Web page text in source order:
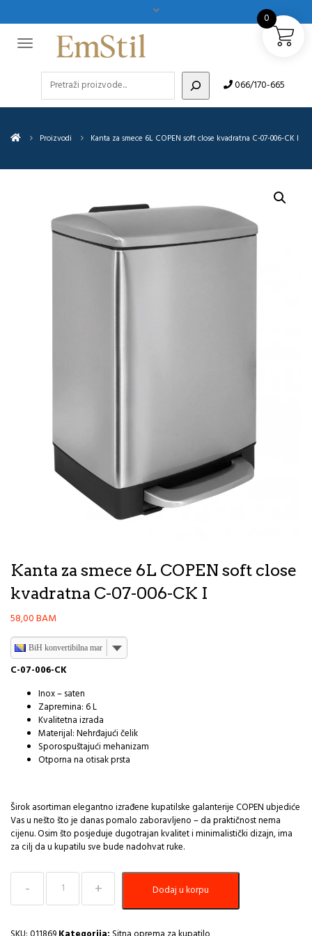
066/170-665
Proizvodi Kanta za smece 6L COPEN soft close kvadratna C-07-006-CK I
Kanta za smece 6L COPEN soft close
kvadratna C-07-006-CK I
58,00BAM
BiH konvertibilna marka
C-07-006-CK
Inox – saten
Zapremina: 6 L
Kvalitetna izrada
Materijal: Nehrđajući čelik
Sporospuštajući mehanizam
Otporna na otisak prsta
Širok asortiman elegantno izrađene kupatilske galanterije COPEN ubjediće
Vas u nešto što je danas pomalo zaboravljeno – da praktičnost nema
cijenu. Osim što posjeduje dugotrajan kvalitet i minimalistički dizajn, ima
za cilj da u kupatilu sve bude nadohvat ruke.
smece
COPEN
Dodaj u korpu
0